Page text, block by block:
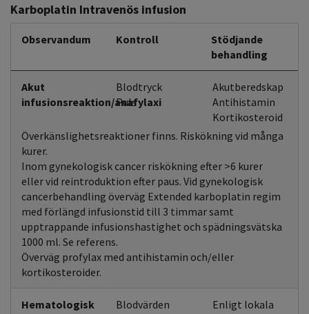
Karboplatin Intravenös infusion
Observandum Kontroll
Stödjande
behandling
Akut
infusionsreaktion/anafylaxi
Blodtryck
Akutberedskap
Puls
Antihistamin
Kortikosteroid
Överkänslighetsreaktioner finns. Riskökning vid många
kurer.
Inom gynekologisk cancer riskökning efter >6 kurer
eller vid reintroduktion efter paus. Vid gynekologisk
cancerbehandling överväg Extended karboplatin regim
med förlängd infusionstid till 3 timmar samt
upptrappande infusionshastighet och spädningsvätska
1000 ml. Se referens.
Överväg profylax med antihistamin och/eller
kortikosteroider.
Hematologisk
Blodvärden
Enligt lokala